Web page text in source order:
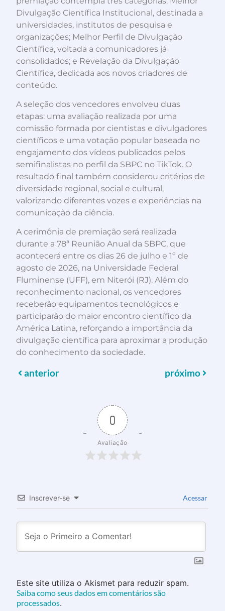
Divulgação Científica Institucional, destinada a
universidades, institutos de pesquisa e
organizações; Melhor Perfil de Divulgação
Científica, voltada a comunicadores já
consolidados; e Revelação da Divulgação
Científica, dedicada aos novos criadores de
conteúdo.
A seleção dos vencedores envolveu duas
etapas: uma avaliação realizada por uma
comissão formada por cientistas e divulgadores
científicos e uma votação popular baseada no
engajamento dos vídeos publicados pelos
semifinalistas no perfil da SBPC no TikTok. O
resultado final também considerou critérios de
diversidade regional, social e cultural,
valorizando diferentes vozes e experiências na
comunicação da ciência.
A cerimônia de premiação será realizada
durante a 78ª Reunião Anual da SBPC, que
acontecerá entre os dias 26 de julho e 1º de
agosto de 2026, na Universidade Federal
Fluminense (UFF), em Niterói (RJ). Além do
reconhecimento nacional, os vencedores
receberão equipamentos tecnológicos e
participarão do maior encontro científico da
América Latina, reforçando a importância da
divulgação científica para aproximar a produção
do conhecimento da sociedade.
anterior próximo
0
Avaliação
Inscrever-se Acessar
Este site utiliza o Akismet para reduzir spam.
Saiba como seus dados em comentários são
processados.